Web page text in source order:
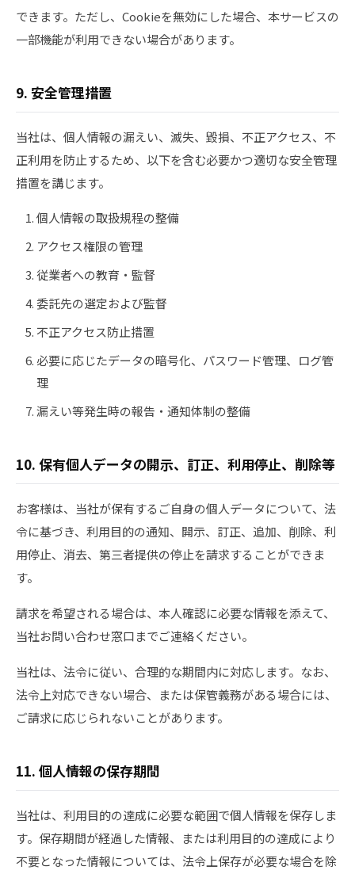
できます。ただし、Cookieを無効にした場合、本サービスの
一部機能が利用できない場合があります。
9. 安全管理措置
当社は、個人情報の漏えい、滅失、毀損、不正アクセス、不
正利用を防止するため、以下を含む必要かつ適切な安全管理
措置を講じます。
個人情報の取扱規程の整備
アクセス権限の管理
従業者への教育・監督
委託先の選定および監督
不正アクセス防止措置
必要に応じたデータの暗号化、パスワード管理、ログ管
理
漏えい等発生時の報告・通知体制の整備
10. 保有個人データの開示、訂正、利用停止、削除等
お客様は、当社が保有するご自身の個人データについて、法
令に基づき、利用目的の通知、開示、訂正、追加、削除、利
用停止、消去、第三者提供の停止を請求することができま
す。
請求を希望される場合は、本人確認に必要な情報を添えて、
当社お問い合わせ窓口までご連絡ください。
当社は、法令に従い、合理的な期間内に対応します。なお、
法令上対応できない場合、または保管義務がある場合には、
ご請求に応じられないことがあります。
11. 個人情報の保存期間
当社は、利用目的の達成に必要な範囲で個人情報を保存しま
す。保存期間が経過した情報、または利用目的の達成により
不要となった情報については、法令上保存が必要な場合を除